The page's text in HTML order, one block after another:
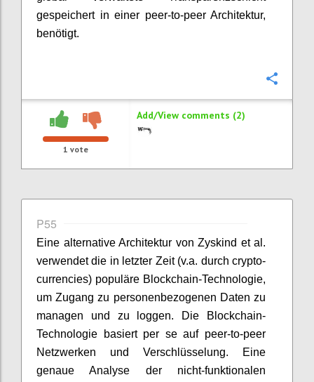
gespeichert in einer peer-to-peer Architektur,
benötigt.
1 vote
Add/View comments (2)
P55
Eine alternative Architektur von Zyskind et al.
verwendet die in letzter Zeit (v.a. durch crypto-
currencies) populäre Blockchain-Technologie,
um Zugang zu personenbezogenen Daten zu
managen und zu loggen. Die Blockchain-
Technologie basiert per se auf peer-to-peer
Netzwerken und Verschlüsselung. Eine
genaue Analyse der nicht-funktionalen